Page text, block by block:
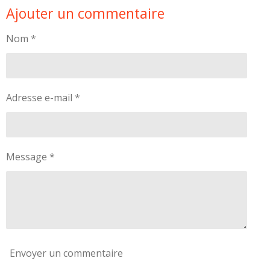
t
a
e
t
a
t
a
t
a
Ajouter un commentaire
Nom *
Adresse e-mail *
Message *
Envoyer un commentaire